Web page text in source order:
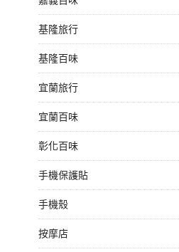
基隆旅行
基隆百味
宜蘭旅行
宜蘭百味
彰化百味
手機保護貼
手機殼
按摩店